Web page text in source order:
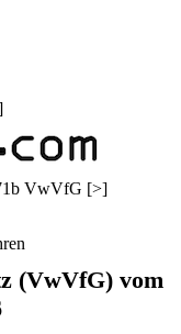
VwVfG [>]
(VwVfG) vom